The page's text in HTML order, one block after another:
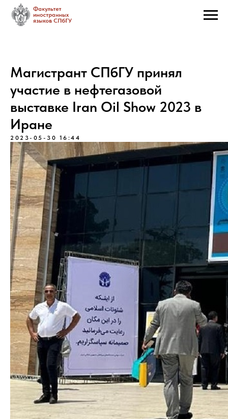
Магистрант СПбГУ принял
участие в нефтегазовой
выставке Iran Oil Show 2023 в
Иране
2023-05-30 16:44